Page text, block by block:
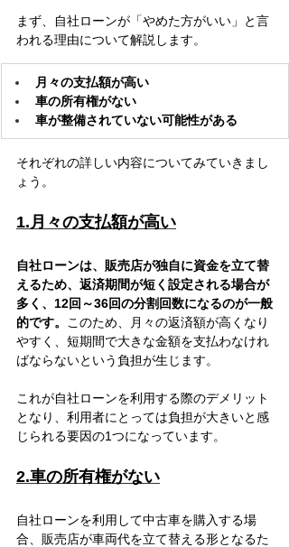
まず、自社ローンが「やめた方がいい」と言
われる理由について解説します。
月々の支払額が高い
車の所有権がない
車が整備されていない可能性がある
それぞれの詳しい内容についてみていきまし
ょう。
1.月々の支払額が高い
自社ローンは、販売店が独自に資金を立て替
えるため、返済期間が短く設定される場合が
多く、12回～36回の分割回数になるのが一般
的です。
このため、月々の返済額が高くなり
やすく、短期間で大きな金額を支払わなけれ
ばならないという負担が生じます。
これが自社ローンを利用する際のデメリット
となり、利用者にとっては負担が大きいと感
じられる要因の1つになっています。
2.車の所有権がない
自社ローンを利用して中古車を購入する場
合、販売店が車両代を立て替える形となるた